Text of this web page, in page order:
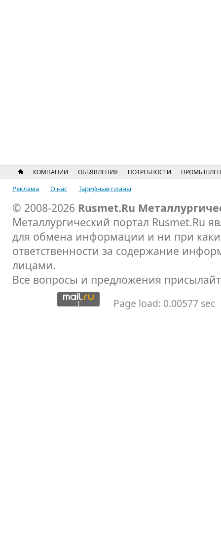
КОМПАНИИ ОБЪЯВЛЕНИЯ ПОТРЕБНОСТИ
Реклама О нас Тарифные планы
© 2008-2026 Rusmet.Ru
Металлургический портал Rusmet.Ru
для обмена информации и ни при
ответственности за содержание
лицами.
Все вопросы и предложения
Page load: 0.00577 sec